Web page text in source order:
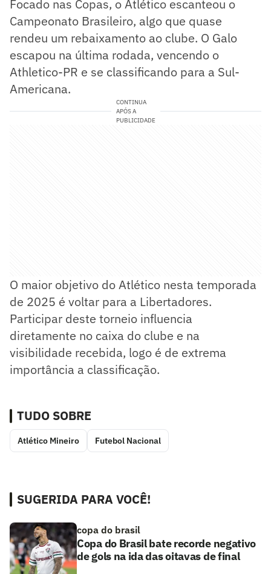
Focado nas Copas, o Atlético escanteou o
Campeonato Brasileiro, algo que quase
rendeu um rebaixamento ao clube. O Galo
escapou na última rodada, vencendo o
Athletico-PR e se classificando para a Sul-
Americana.
CONTINUA
APÓS A
PUBLICIDADE
O maior objetivo do Atlético nesta temporada
de 2025 é voltar para a Libertadores.
Participar deste torneio influencia
diretamente no caixa do clube e na
visibilidade recebida, logo é de extrema
importância a classificação.
TUDO SOBRE
Atlético Mineiro Futebol Nacional
SUGERIDA PARA VOCÊ!
copa do brasil
Copa do Brasil bate recorde negativo
de gols na ida das oitavas de final